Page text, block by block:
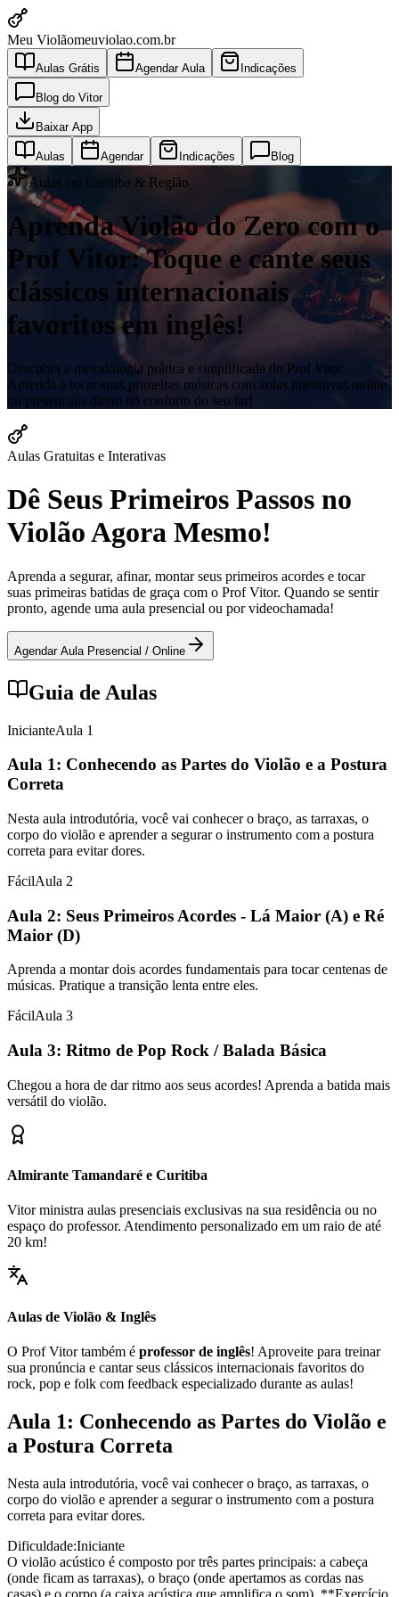
Meu Violãomeuviolao.com.br
Aulas Grátis Agendar Aula Indicações
Blog do Vitor
Baixar App
Aulas Agendar Indicações Blog
Aulas em Curitiba & Região
Aprenda Violão do Zero com o
Prof Vitor: Toque e cante seus
clássicos internacionais
favoritos em inglês!
Descubra a metodologia prática e simplificada do Prof Vitor.
Aprenda a tocar suas primeiras músicas com aulas interativas online
ou presenciais direto no conforto do seu lar!
Aulas Gratuitas e Interativas
Dê Seus Primeiros Passos no
Violão Agora Mesmo!
Aprenda a segurar, afinar, montar seus primeiros acordes e tocar
suas primeiras batidas de graça com o Prof Vitor. Quando se sentir
pronto, agende uma aula presencial ou por videochamada!
Agendar Aula Presencial / Online
Guia de Aulas
InicianteAula 1
Aula 1: Conhecendo as Partes do Violão e a Postura
Correta
Nesta aula introdutória, você vai conhecer o braço, as tarraxas, o
corpo do violão e aprender a segurar o instrumento com a postura
correta para evitar dores.
FácilAula 2
Aula 2: Seus Primeiros Acordes - Lá Maior (A) e Ré
Maior (D)
Aprenda a montar dois acordes fundamentais para tocar centenas de
músicas. Pratique a transição lenta entre eles.
FácilAula 3
Aula 3: Ritmo de Pop Rock / Balada Básica
Chegou a hora de dar ritmo aos seus acordes! Aprenda a batida mais
versátil do violão.
Almirante Tamandaré e Curitiba
Vitor ministra aulas presenciais exclusivas na sua residência ou no
espaço do professor. Atendimento personalizado em um raio de até
20 km!
Aulas de Violão & Inglês
O Prof Vitor também é professor de inglês! Aproveite para treinar
sua pronúncia e cantar seus clássicos internacionais favoritos do
rock, pop e folk com feedback especializado durante as aulas!
Aula 1: Conhecendo as Partes do Violão e
a Postura Correta
Nesta aula introdutória, você vai conhecer o braço, as tarraxas, o
corpo do violão e aprender a segurar o instrumento com a postura
correta para evitar dores.
Dificuldade:Iniciante
O violão acústico é composto por três partes principais: a cabeça
(onde ficam as tarraxas), o braço (onde apertamos as cordas nas
casas) e o corpo (a caixa acústica que amplifica o som). **Exercício